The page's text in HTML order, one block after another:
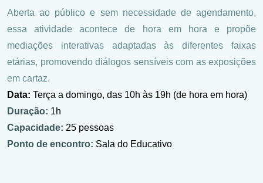
Aberta ao público e sem necessidade de agendamento,
essa atividade acontece de hora em hora e propõe
mediações interativas adaptadas às diferentes faixas
etárias, promovendo diálogos sensíveis com as exposições
em cartaz.
Data: Terça a domingo, das 10h às 19h (de hora em hora)
Duração: 1h
Capacidade: 25 pessoas
Ponto de encontro: Sala do Educativo